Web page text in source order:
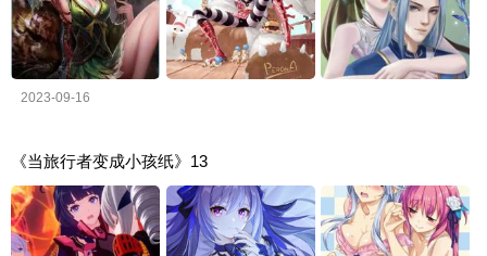
2023-09-16
《当旅行者变成小孩纸》13